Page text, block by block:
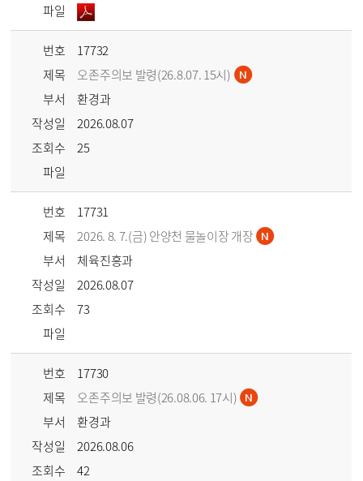
파일
번호
17732
제목
오존주의보 발령(26.8.07. 15시)
부서
환경과
작성일
2026.08.07
조회수
25
파일
번호
17731
제목
2026. 8. 7.(금) 안양천 물놀이장 개장
부서
체육진흥과
작성일
2026.08.07
조회수
73
파일
번호
17730
제목
오존주의보 발령(26.08.06. 17시)
부서
환경과
작성일
2026.08.06
조회수
42